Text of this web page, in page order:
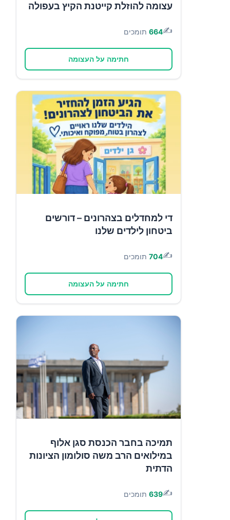
עצומה להוזלת קייטנת הקיץ בעפולה
✍️
664 תומכים
חתימה על העצומה
די למחדלים בצהרונים – דורשים
ביטחון לילדים שלנו
✍️
704 תומכים
חתימה על העצומה
תמיכה בחבר הכנסת סגן אלוף
במילואים הרב משה סולומון הציונות
הדתית
✍️
639 תומכים